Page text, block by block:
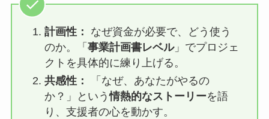
計画性：
なぜ資金が必要で、どう使う
のか。「 事業計画書レベル」でプロジェ
クトを具体的に練り上げる。
共感性：
「なぜ、あなたがやるの
か？」という情熱的なストーリーを語
り、支援者の心を動かす。